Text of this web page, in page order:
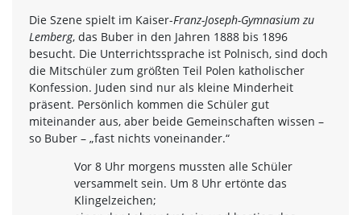
Die Szene spielt im Kaiser-Franz-Joseph-Gymnasium zu
Lemberg, das Buber in den Jahren 1888 bis 1896
besucht. Die Unterrichtssprache ist Polnisch, sind doch
die Mitschüler zum größten Teil Polen katholischer
Konfession. Juden sind nur als kleine Minderheit
präsent. Persönlich kommen die Schüler gut
miteinander aus, aber beide Gemeinschaften wissen –
so Buber – „fast nichts voneinander.“
Vor 8 Uhr morgens mussten alle Schüler
versammelt sein. Um 8 Uhr ertönte das
Klingelzeichen;